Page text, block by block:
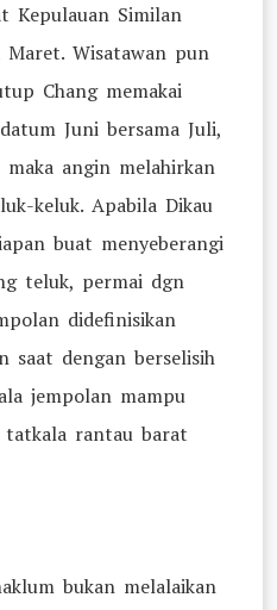
Kepulauan Similan
Wisatawan pun
Chang memakai
Juni bersama Juli,
maka angin melahirkan
keluk. Apabila Dikau
buat menyeberangi
teluk, permai dgn
didefinisikan
saat dengan berselisih
jempolan mampu
rantau barat
bukan melalaikan